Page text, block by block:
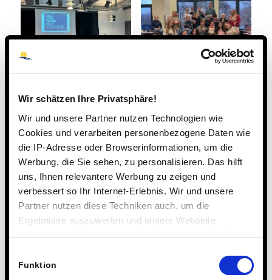
Wir schätzen Ihre Privatsphäre!
Wir und unsere Partner nutzen Technologien wie
Cookies und verarbeiten personenbezogene Daten wie
die IP-Adresse oder Browserinformationen, um die
Werbung, die Sie sehen, zu personalisieren. Das hilft
uns, Ihnen relevantere Werbung zu zeigen und
verbessert so Ihr Internet-Erlebnis. Wir und unsere
Partner nutzen diese Techniken auch, um die
Ergebnisse auszuwerten und unsere Webseite
anzupassen. Wir schätzen Ihre Privatsphäre. Daher
Technologien.
Funktion
wir die Erde
verwüsten – und
machen es
trotzdem“: Bernd
Holly über soziale
Verantwortung
die Kinderstation
des Klinikums
Plätzchenbacken für